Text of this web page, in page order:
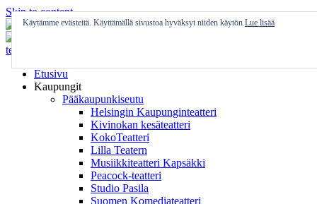
Skip to content
Etusivu
Kaupungit
Pääkaupunkiseutu
Helsingin Kaupunginteatteri
Kivinokan kesäteatteri
KokoTeatteri
Lilla Teatern
Musiikkiteatteri Kapsäkki
Peacock-teatteri
Studio Pasila
Suomen Komediateatteri
Käytämme evästeitä. Käyttämällä sivustoa hyväksyt niiden käytön Lue lisää